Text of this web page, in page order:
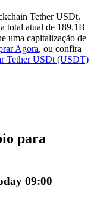
Tether USDt.
total atual de 189.1B
uma capitalização de
Agora, ou confira
Tether USDt (USDT)
para
09:00